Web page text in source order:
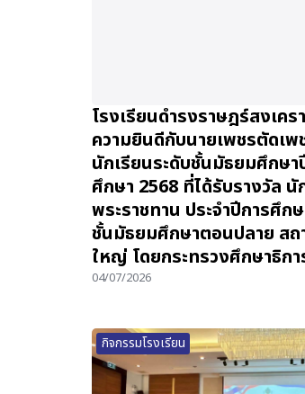
โรงเรียนดำรงราษฎร์สงเค
ความยินดีกับนายเพชรตัดเพ
นักเรียนระดับชั้นมัธยมศึกษา
ศึกษา 2568 ที่ได้รับรางวัล นั
พระราชทาน ประจำปีการศึก
ชั้นมัธยมศึกษาตอนปลาย สถ
ใหญ่ โดยกระทรวงศึกษาธิกา
04/07/2026
กิจกรรมโรงเรียน